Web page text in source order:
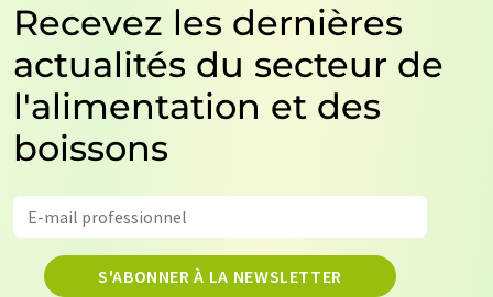
Recevez les dernières
actualités du secteur de
l'alimentation et des
boissons
S'ABONNER À LA NEWSLETTER